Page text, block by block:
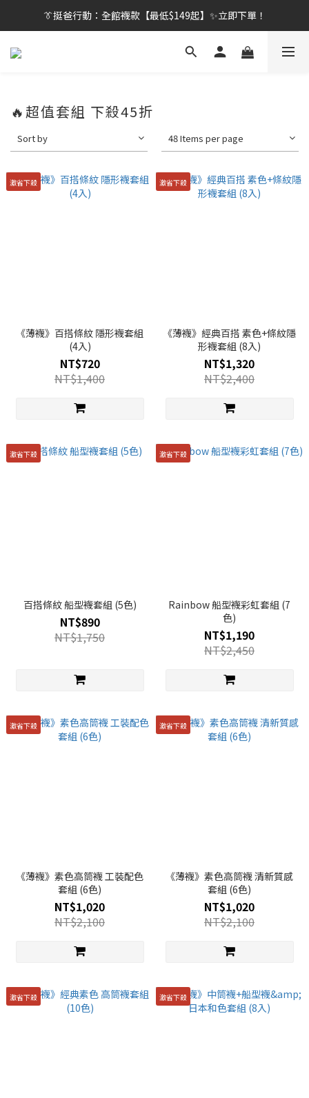
👔挺爸行動：全館襪款【最低$149起】✨立即下單！
👔挺爸行動：全館襪款【最低$149起】✨立即下單！
👔挺爸滿額贈：滿$1888就送💎品牌壓縮旅行袋！
👔挺爸行動：全館襪款【最低$149起】✨立即下單！
🔥超值套組 下殺45折
Sort by 48 Items per page
激省下殺
《薄襪》百搭條紋 隱形襪套組
(4入)
NT$720
NT$1,400
激省下殺
《薄襪》經典百搭 素色+條紋隱
形襪套組 (8入)
NT$1,320
NT$2,400
激省下殺
百搭條紋 船型襪套組 (5色)
NT$890
NT$1,750
激省下殺
Rainbow 船型襪彩虹套組 (7
色)
NT$1,190
NT$2,450
激省下殺
《薄襪》素色高筒襪 工裝配色
套組 (6色)
NT$1,020
NT$2,100
激省下殺
《薄襪》素色高筒襪 清新質感
套組 (6色)
NT$1,020
NT$2,100
激省下殺 激省下殺